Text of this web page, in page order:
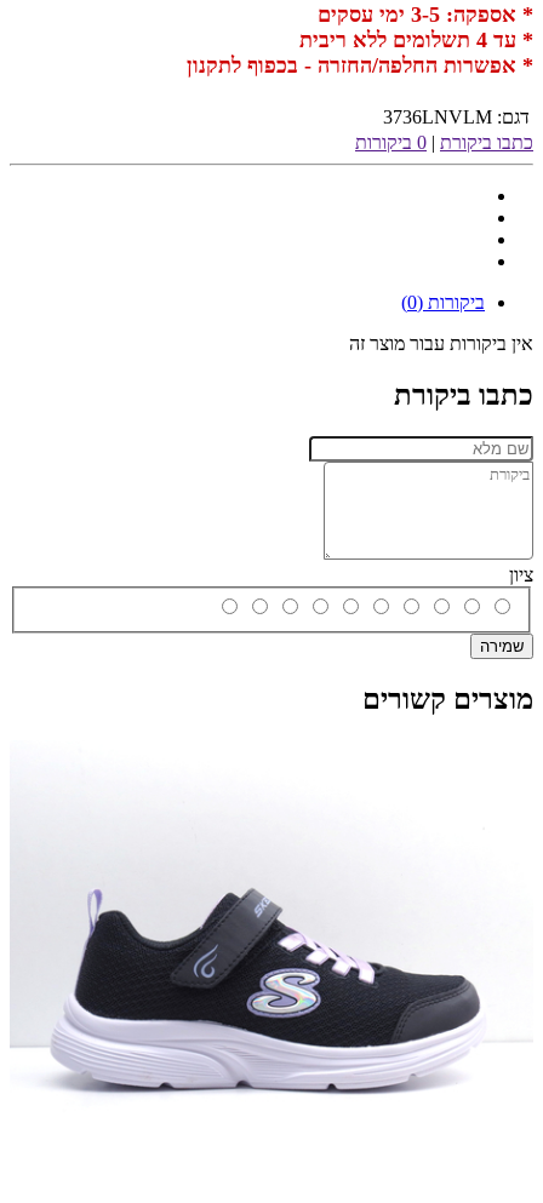
* אספקה: 3-5 ימי עסקים
* עד 4 תשלומים ללא ריבית
* אפשרות החלפה/החזרה - בכפוף לתקנון
דגם: 3736LNVLM
כתבו ביקורת | 0 ביקורות
ביקורות (0)
אין ביקורות עבור מוצר זה
כתבו ביקורת
ציון
שמירה
מוצרים קשורים